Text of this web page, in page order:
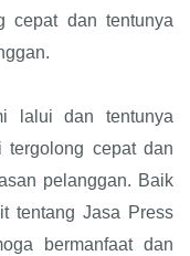
cepat dan tentunya
lalui dan tentunya
tergolong cepat dan
pelanggan. Baik
tentang Jasa Press
bermanfaat dan